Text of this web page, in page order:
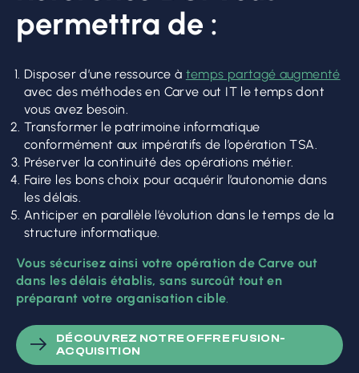
permettra de :
Disposer d’une ressource à temps partagé augmenté
avec des méthodes en Carve out IT le temps dont
vous avez besoin.
Transformer le patrimoine informatique
conformément aux impératifs de l’opération TSA.
Préserver la continuité des opérations métier.
Faire les bons choix pour acquérir l’autonomie dans
les délais.
Anticiper en parallèle l’évolution dans le temps de la
structure informatique.
Vous sécurisez ainsi votre opération de Carve out
dans les délais établis, sans surcoût tout en
préparant votre organisation cible.
DÉCOUVREZ NOTRE OFFRE FUSION-
ACQUISITION